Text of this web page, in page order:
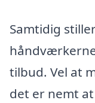
Samtidig
tilbud. Vel at
det er nemt